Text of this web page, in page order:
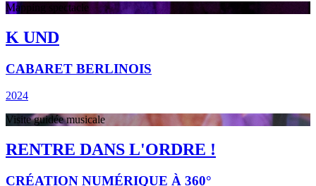
Mapping spectacle
K UND
CABARET BERLINOIS
2024
Visite guidée musicale
RENTRE DANS L'ORDRE !
CRÉATION NUMÉRIQUE À 360°